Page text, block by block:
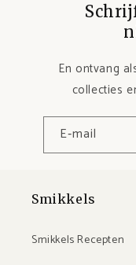
En ontvang
collecties
E‑mail
Smikkels
Smikkels Recepten